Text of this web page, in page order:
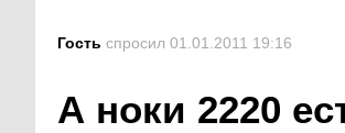
Гость спросил 01.01.2011 19:16
А ноки 2220